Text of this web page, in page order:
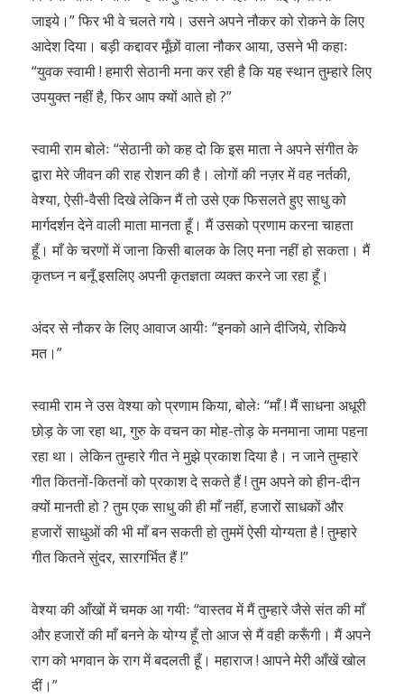
जाइये।” फिर भी वे चलते गये। उसने अपने नौकर को रोकने के लिए
आदेश दिया। बड़ी कद्दावर मूँछों वाला नौकर आया, उसने भी कहाः
“युवक स्वामी ! हमारी सेठानी मना कर रही है कि यह स्थान तुम्हारे लिए
उपयुक्त नहीं है, फिर आप क्यों आते हो ?”
स्वामी राम बोलेः “सेठानी को कह दो कि इस माता ने अपने संगीत के
द्वारा मेरे जीवन की राह रोशन की है। लोगों की नज़र में वह नर्तकी,
वेश्या, ऐसी-वैसी दिखे लेकिन मैं तो उसे एक फिसलते हुए साधु को
मार्गदर्शन देने वाली माता मानता हूँ। मैं उसको प्रणाम करना चाहता
हूँ। माँ के चरणों में जाना किसी बालक के लिए मना नहीं हो सकता। मैं
कृतघ्न न बनूँ इसलिए अपनी कृतज्ञता व्यक्त करने जा रहा हूँ।
अंदर से नौकर के लिए आवाज आयीः “इनको आने दीजिये, रोकिये
मत।”
स्वामी राम ने उस वेश्या को प्रणाम किया, बोलेः “माँ ! मैं साधना अधूरी
छोड़ के जा रहा था, गुरु के वचन का मोह-तोड़ के मनमाना जामा पहना
रहा था। लेकिन तुम्हारे गीत ने मुझे प्रकाश दिया है। न जाने तुम्हारे
गीत कितनों-कितनों को प्रकाश दे सकते हैं ! तुम अपने को हीन-दीन
क्यों मानती हो ? तुम एक साधु की ही माँ नहीं, हजारों साधकों और
हजारों साधुओं की भी माँ बन सकती हो तुममें ऐसी योग्यता है ! तुम्हारे
गीत कितने सुंदर, सारगर्भित हैं !”
वेश्या की आँखों में चमक आ गयीः “वास्तव में मैं तुम्हारे जैसे संत की माँ
और हजारों की माँ बनने के योग्य हूँ तो आज से मैं वही करूँगी। मैं अपने
राग को भगवान के राग में बदलती हूँ। महाराज ! आपने मेरी आँखें खोल
दीं।”